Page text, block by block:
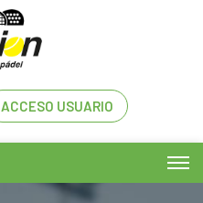
ACCESO USUARIO